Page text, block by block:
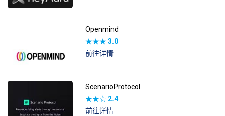
Openmind
★★★3.0
前往详情
ScenarioProtocol
★★☆ 2.4
前往详情